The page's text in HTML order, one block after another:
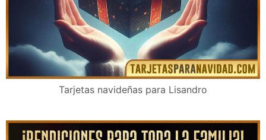
Tarjetas navideñas para Lisandro